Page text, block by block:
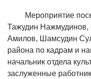
Мероприятие
Тажудин Нажмудинов,
Амилов, Шамсудин
района по кадрам и
начальник отдела
заслуженные